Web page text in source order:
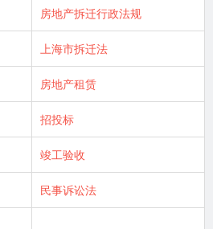
房地产拆迁行政法规
上海市拆迁法
房地产租赁
招投标
竣工验收
民事诉讼法